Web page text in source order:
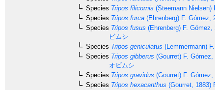
Species Tripos filicornis (Steemann Nielsen)
Species Tripos furca (Ehrenberg) F. Gómez,
Species Tripos fusus (Ehrenberg) F. Gómez,
ビムシ
Species Tripos geniculatus (Lemmermann) F.
Species Tripos gibberus (Gourret) F. Gómez,
オビムシ
Species Tripos gravidus (Gourret) F. Gómez,
Species Tripos hexacanthus (Gourret, 1883)